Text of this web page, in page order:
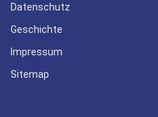
Datenschutz
Geschichte
Impressum
Sitemap